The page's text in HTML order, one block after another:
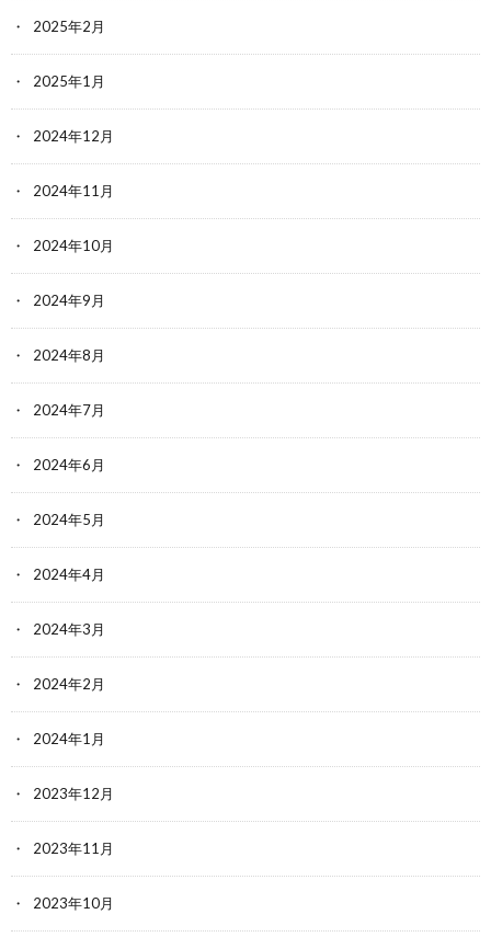
2025年2月
2025年1月
2024年12月
2024年11月
2024年10月
2024年9月
2024年8月
2024年7月
2024年6月
2024年5月
2024年4月
2024年3月
2024年2月
2024年1月
2023年12月
2023年11月
2023年10月